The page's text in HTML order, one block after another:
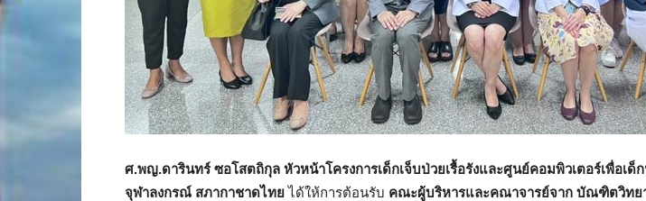
ศ.พญ.ดารินทร์ ซอโสตถิกุล หัวหน้าโครงการเด็กเจ็บป่วยเรื้อรังและศูนย์คอมพิวเตอร์เพื่อเด็
จุฬาลงกรณ์ สภากาชาดไทยได้ให้การต้อนรับ คณะผู้บริหารและคณาจารย์จาก บัณฑิตวิทย